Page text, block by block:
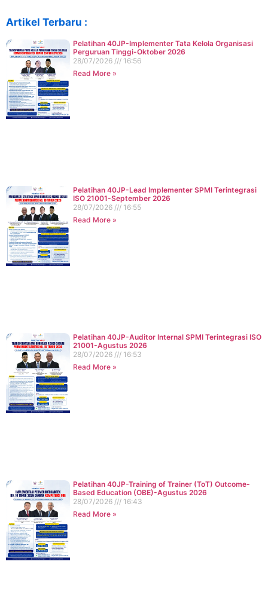
Artikel Terbaru :
Pelatihan 40JP-Implementer Tata Kelola Organisasi
Perguruan Tinggi-Oktober 2026
28/07/2026
16:56
Read More »
Pelatihan 40JP-Lead Implementer SPMI Terintegrasi
ISO 21001-September 2026
28/07/2026
16:55
Read More »
Pelatihan 40JP-Auditor Internal SPMI Terintegrasi ISO
21001-Agustus 2026
28/07/2026
16:53
Read More »
Pelatihan 40JP-Training of Trainer (ToT) Outcome-
Based Education (OBE)-Agustus 2026
28/07/2026
16:43
Read More »